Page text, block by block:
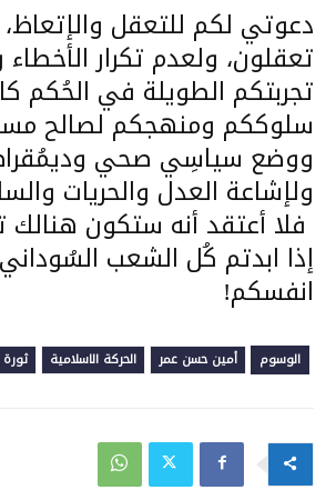
دعوتي لكم للتعقل
تعقلون، ولعدم تكرار
تجربتكم الطويلة في الحُكم
سلوككم ومنهجكم لصالح
ووضع سياسِي صحي
ولإشاعة العدل والحريات
فلا أعتقد أنه ستكون هنالك
إذا ابدتم كُل الشعب
انفسكم!
الوسوم أمين حسن عمر الحركة الاسلامية